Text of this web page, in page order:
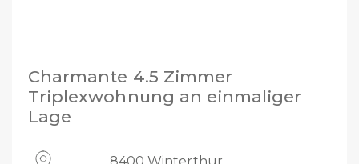
Charmante 4.5 Zimmer
Triplexwohnung an einmaliger
Lage